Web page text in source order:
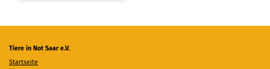
Tiere in Not Saar e.V.
Startseite